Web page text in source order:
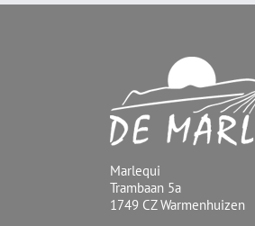
Marlequi
Trambaan 5a
1749 CZ Warmenhuizen